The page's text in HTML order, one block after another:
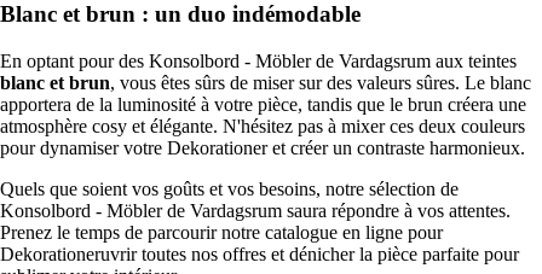
Blanc et brun : un duo indémodable
En optant pour des Konsolbord - Möbler de Vardagsrum aux teintes
blanc et brun, vous êtes sûrs de miser sur des valeurs sûres. Le blanc
apportera de la luminosité à votre pièce, tandis que le brun créera une
atmosphère cosy et élégante. N'hésitez pas à mixer ces deux couleurs
pour dynamiser votre Dekorationer et créer un contraste harmonieux.
Quels que soient vos goûts et vos besoins, notre sélection de
Konsolbord - Möbler de Vardagsrum saura répondre à vos attentes.
Prenez le temps de parcourir notre catalogue en ligne pour
Dekorationeruvrir toutes nos offres et dénicher la pièce parfaite pour